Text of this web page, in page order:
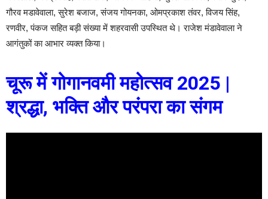
गौरव मडावेवाला, सुरेश बजाज, संजय गोयनका, ओमप्रकाश तंवर, विजय सिंह,
रणवीर, पंकज सहित बड़ी संख्या में शहरवासी उपस्थित थे। राजेश मंडावेवाला ने
आगंतुकों का आभार व्यक्त किया।
चूरू में गोगानवमी महोत्सव 2025 |
श्रद्धा, भक्ति और परंपरा का संगम